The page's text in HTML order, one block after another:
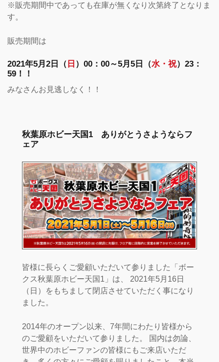
※販売期間中であっても在庫が無くなり次第終了となりま
す。
販売期間は
2021年5月2日（ 日 ）00：00～5月5日（水・祝）23：
59！！
みなさんお見逃しなく！！
秋葉原ホビー天国1 ありがとうさようならフ
ェア
皆様に長らくご愛顧いただいて参りました「ボー
クス秋葉原ホビー天国1」は、 2021年5月16日
（日）をもちまして閉店させていただく事になり
ました。
2014年のオープン以来、7年間にわたり皆様から
のご愛顧をいただいて参りました。 国内は勿論、
世界中のホビーファンの皆様にもご来店いただ